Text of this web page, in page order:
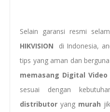
Selain garansi resmi
HIKVISION di Indonesia,
tips yang aman dan
memasang Digital Video
sesuai dengan
distributor yang murah